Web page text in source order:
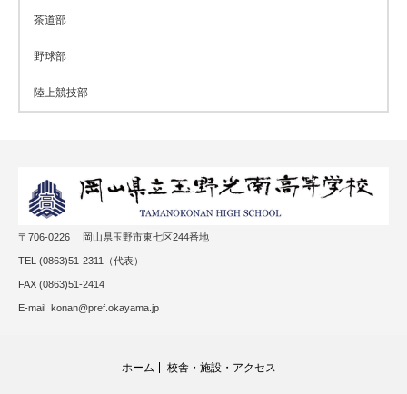
茶道部
野球部
陸上競技部
〒706-0226 岡山県玉野市東七区244番地
TEL (0863)51-2311（代表）
FAX (0863)51-2414
E-mail konan@pref.okayama.jp
ホーム 校舎・施設・アクセス